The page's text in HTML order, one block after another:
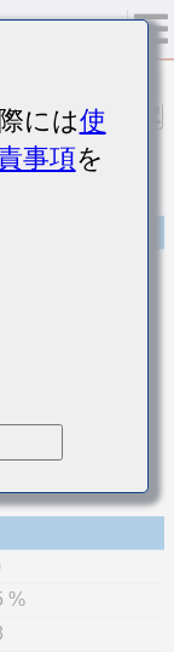
%
には使
事項を